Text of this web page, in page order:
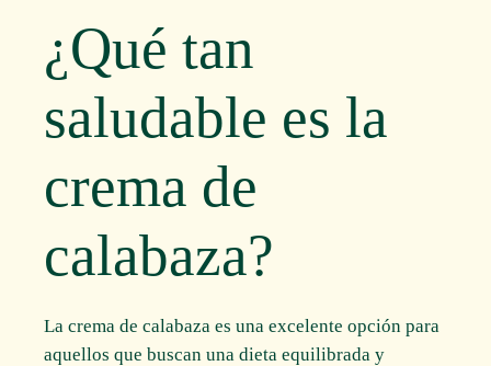
¿Qué tan
saludable es la
crema de
calabaza?
La crema de calabaza es una excelente opción para
aquellos que buscan una dieta equilibrada y